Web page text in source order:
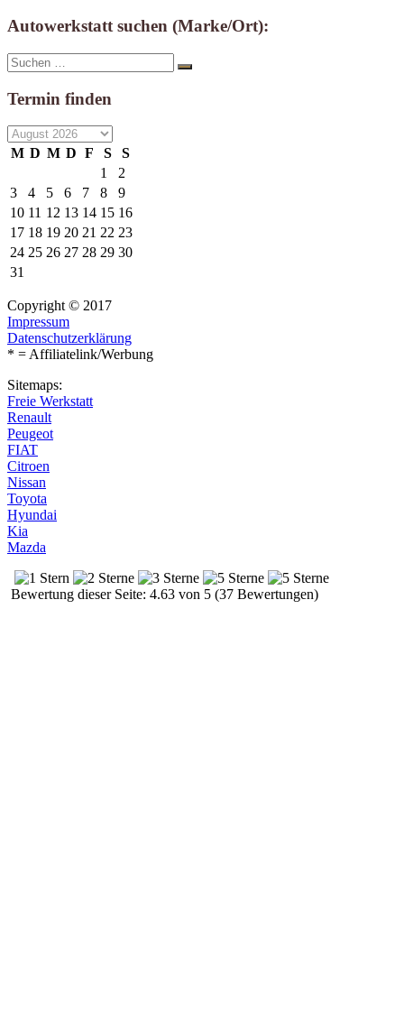
Autowerkstatt suchen (Marke/Ort):
Suche
nach:
Suchen
Termin finden
M D M D F S
S
1
2
3
4 5 6 7 8
9
10 11 12 13 14 15 16
17 18 19 20 21 22 23
24 25 26 27 28 29 30
31
Copyright © 2017
Impressum
Datenschutzerklärung
* = Affiliatelink/Werbung
Sitemaps:
Freie Werkstatt
Renault
Peugeot
FIAT
Citroen
Nissan
Toyota
Hyundai
Kia
Mazda
Bewertung dieser Seite: 4.63 von 5 (37 Bewertungen)